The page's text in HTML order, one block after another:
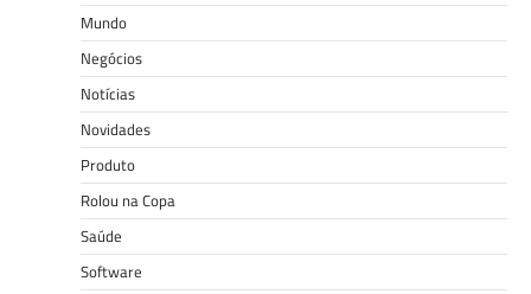
Mundo
Negócios
Notícias
Novidades
Produto
Rolou na Copa
Saúde
Software